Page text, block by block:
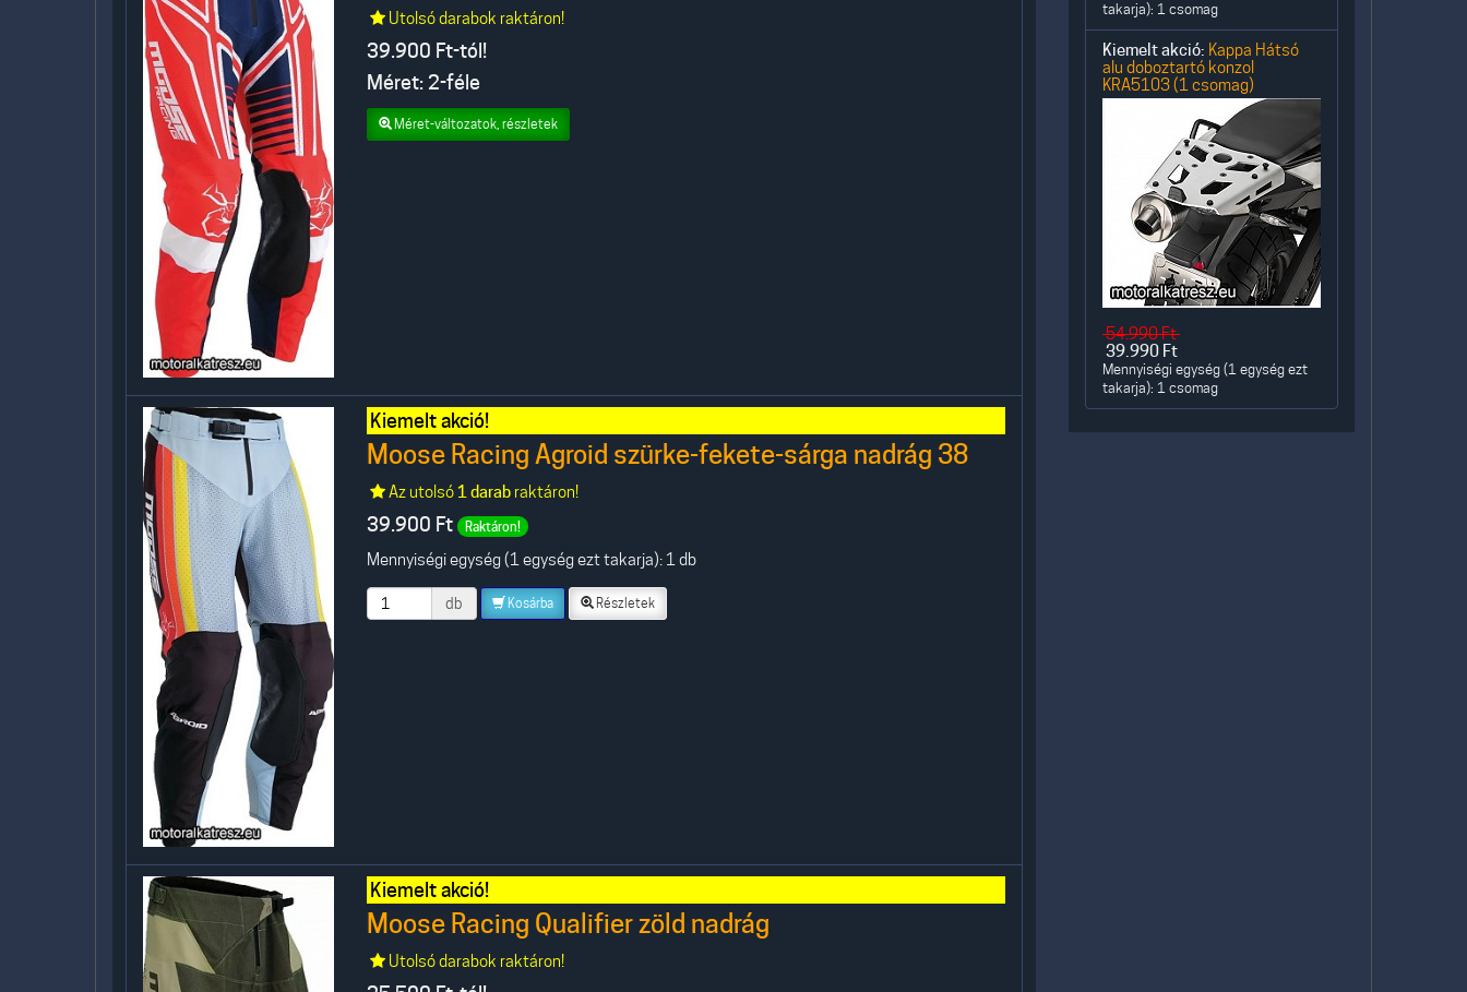
Utolsó darabok raktáron!
39.900 Ft-tól!
Méret: 2-féle
Méret-változatok, részletek
Kiemelt akció!
Moose Racing Agroid szürke-fekete-sárga nadrág 38
Az utolsó 1 darabraktáron!
39.900 Ft Raktáron!
Mennyiségi egység (1 egység ezt takarja): 1 db
db Kosárba Részletek
Kiemelt akció!
Moose Racing Qualifier zöld nadrág
Utolsó darabok raktáron!
takarja): 1 csomag
Kiemelt akció: Kappa Hátsó
alu doboztartó konzol
KRA5103 (1 csomag)
54.990Ft
39.990 Ft
Mennyiségi egység (1 egység ezt
takarja): 1 csomag